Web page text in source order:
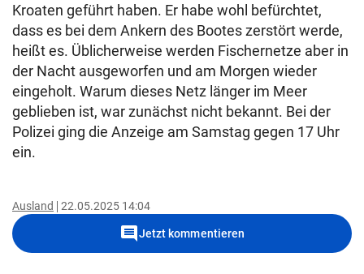
Kroaten geführt haben. Er habe wohl befürchtet,
dass es bei dem Ankern des Bootes zerstört werde,
heißt es. Üblicherweise werden Fischernetze aber in
der Nacht ausgeworfen und am Morgen wieder
eingeholt. Warum dieses Netz länger im Meer
geblieben ist, war zunächst nicht bekannt. Bei der
Polizei ging die Anzeige am Samstag gegen 17 Uhr
ein.
Ausland 22.05.2025 14:04
commentJetzt kommentieren